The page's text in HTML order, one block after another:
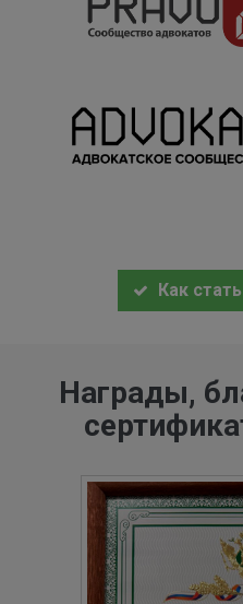
Как
Награды,